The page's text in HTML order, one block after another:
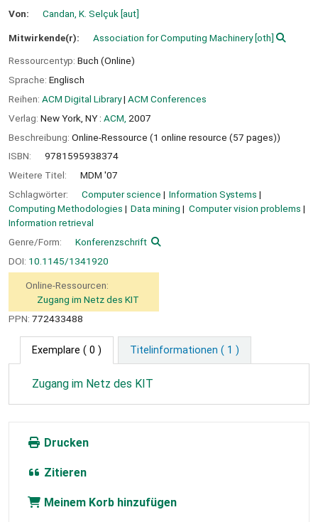
Von: Candan, K. Selçuk [aut]
Mitwirkende(r): Association for Computing Machinery[oth]
Ressourcentyp: Buch (Online)
Sprache: Englisch
Reihen: ACM Digital Library| ACM Conferences
Verlag: New York, NY : ACM, 2007
Beschreibung: Online-Ressource (1 online resource (57 pages))
ISBN:
9781595938374
Weitere Titel:
MDM '07
Schlagwörter:
Computer science
Information Systems
Computing Methodologies
Data mining
Computer vision problems
Information retrieval
Genre/Form:
Konferenzschrift
DOI: 10.1145/1341920
Online-Ressourcen:
Zugang im Netz des KIT
PPN: 772433488
Exemplare ( 0 ) Titelinformationen ( 1 )
Zugang im Netz des KIT
Drucken
Zitieren
Meinem Korb hinzufügen